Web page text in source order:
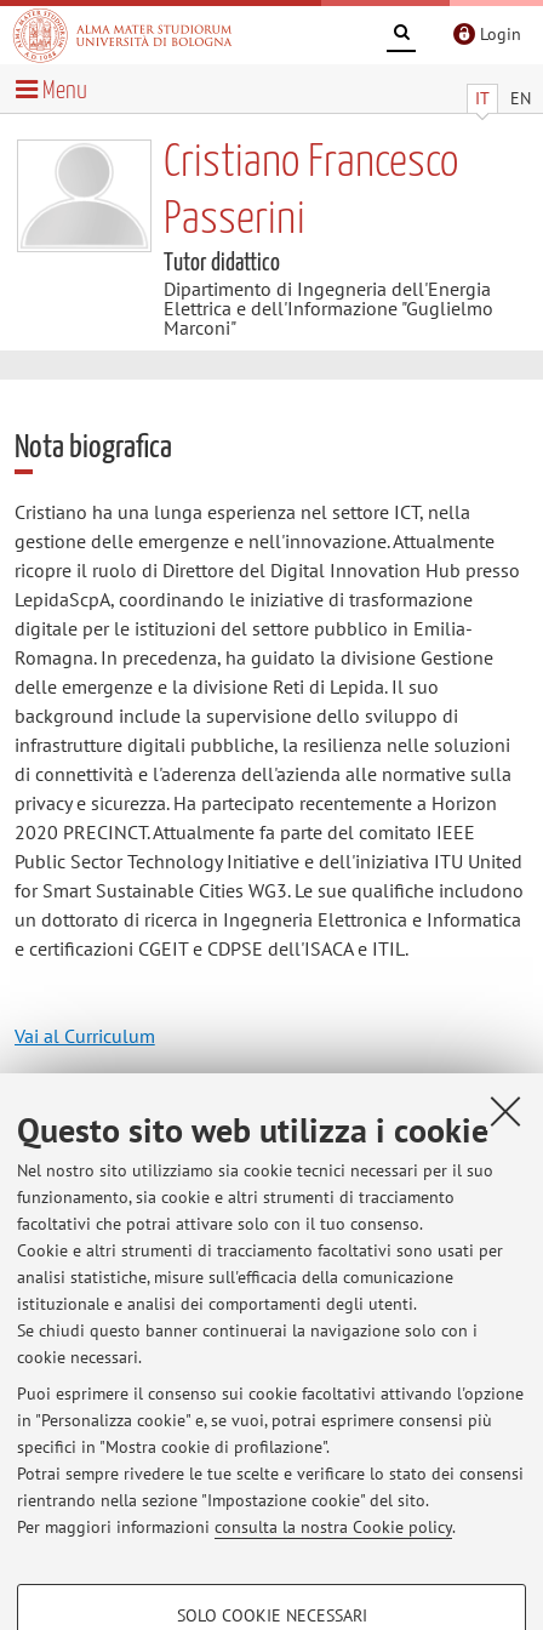
Questo sito web utilizza i cookie
Nel nostro sito utilizziamo sia cookie tecnici necessari per il suo
funzionamento, sia cookie e altri strumenti di tracciamento
facoltativi che potrai attivare solo con il tuo consenso.
Cookie e altri strumenti di tracciamento facoltativi sono usati per
analisi statistiche, misure sull'efficacia della comunicazione
istituzionale e analisi dei comportamenti degli utenti.
Se chiudi questo banner continuerai la navigazione solo con i
cookie necessari.
Puoi esprimere il consenso sui cookie facoltativi attivando l'opzione
in "Personalizza cookie" e, se vuoi, potrai esprimere consensi più
specifici in "Mostra cookie di profilazione".
Potrai sempre rivedere le tue scelte e verificare lo stato dei consensi
rientrando nella sezione "Impostazione cookie" del sito.
Per maggiori informazioni consulta la nostra Cookie policy.
COOKIE DI PROFILAZIONE - FACOLTATIVI
SOLO COOKIE NECESSARI
Login
IT EN
Menu
Cristiano Francesco
Passerini
Tutor didattico
Dipartimento di Ingegneria dell'Energia
Elettrica e dell'Informazione "Guglielmo
Marconi"
Nota biografica
Cristiano ha una lunga esperienza nel settore ICT, nella
gestione delle emergenze e nell'innovazione. Attualmente
ricopre il ruolo di Direttore del Digital Innovation Hub presso
LepidaScpA, coordinando le iniziative di trasformazione
digitale per le istituzioni del settore pubblico in Emilia-
Romagna. In precedenza, ha guidato la divisione Gestione
delle emergenze e la divisione Reti di Lepida. Il suo
background include la supervisione dello sviluppo di
infrastrutture digitali pubbliche, la resilienza nelle soluzioni
di connettività e l'aderenza dell'azienda alle normative sulla
privacy e sicurezza. Ha partecipato recentemente a Horizon
2020 PRECINCT. Attualmente fa parte del comitato IEEE
Public Sector Technology Initiative e dell'iniziativa ITU United
for Smart Sustainable Cities WG3. Le sue qualifiche includono
un dottorato di ricerca in Ingegneria Elettronica e Informatica
e certificazioni CGEIT e CDPSE dell'ISACA e ITIL.
Vai al Curriculum
E-mail: cristiano.passerini@unibo.it
Dipartimento di Ingegneria dell'Energia Elettrica e
dell'Informazione "Guglielmo Marconi"
Viale del Risorgimento 2, Bologna -
Vai alla mappa
Ultimi avvisi
Al momento non sono presenti avvisi.